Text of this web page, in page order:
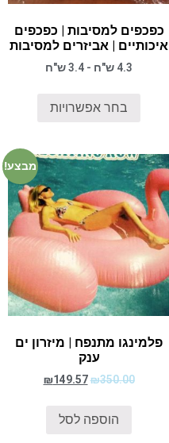
כפכפים למסיבות | כפכפים
איכותיים | אביזרים למסיבות
4.3 ש"ח - 3.4 ש"ח
בחר אפשרויות
מבצע!
פלמינגו מתנפח | מיזרון ים
ענק
₪350.00
₪149.57
הוספה לסל